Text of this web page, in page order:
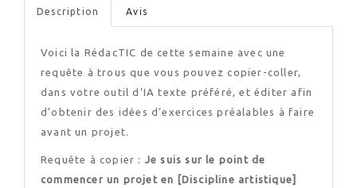
Description Avis
Voici la RédacTIC de cette semaine avec une
requête à trous que vous pouvez copier-coller,
dans votre outil d’IA texte préféré, et éditer afin
d’obtenir des idées d’exercices préalables à faire
avant un projet.
Requête à copier : Je suis sur le point de
commencer un projet en [Discipline artistique]